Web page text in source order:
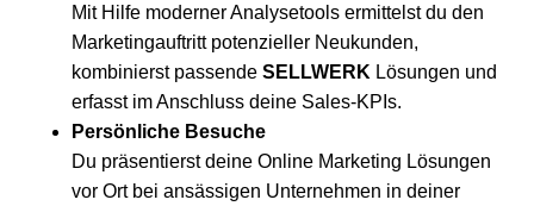
Mit Hilfe moderner Analysetools ermittelst du den
Marketingauftritt potenzieller Neukunden,
kombinierst passendeSELLWERK Lösungen und
erfasst im Anschluss deine Sales-KPIs.
Persönliche Besuche
Du präsentierst deine Online Marketing Lösungen
vor Ort bei ansässigen Unternehmen in deiner